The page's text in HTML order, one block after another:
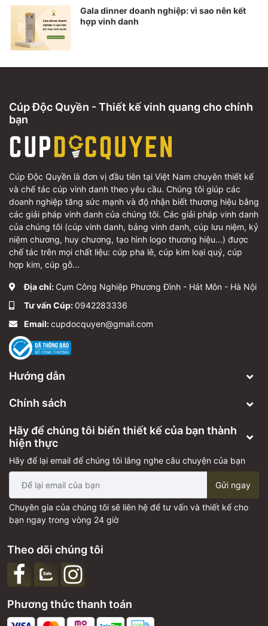
Gala dinner doanh nghiệp: vì sao nên kết
hợp vinh danh
Cúp Độc Quyền - Thiết kế vinh quang cho chính
bạn
Cúp Độc Quyền là đơn vị đầu tiên tại Việt Nam chuyên thiết kế
và chế tác cúp vinh danh theo yêu cầu. Chúng tôi giúp các
doanh nghiệp tăng sức mạnh và độ nhận biết thương hiệu bằng
các giải pháp vinh danh của chúng tôi. Các giải pháp vinh danh
của chúng tôi (cúp vinh danh, bảng vinh danh, cúp lưu niệm, kỷ
niệm chương, huy chương, tạo hình logo thương hiệu...) được
chế tác trên mọi chất liệu: cúp pha lê, cúp kim loại quý, cúp
hợp kim, cúp gỗ...
Địa chỉ: Cụm Công Nghiệp Phương Đình - Hát Môn - Hà Nội
Tư vấn Cúp:0942283336
Email:cupdocquyen@gmail.com
Hướng dẫn
Chính sách
Hãy để chúng tôi biến thiết kế của bạn thành
hiện thực
Hãy để lại email để chúng tôi lắng nghe câu chuyện của bạn
Gửi ngay
Chuyên gia của chúng tôi sẽ liên hệ để tư vấn và thiết kế cho
bạn ngay trong vòng 24 giờ
Phương thức thanh toán
Theo dõi chúng tôi